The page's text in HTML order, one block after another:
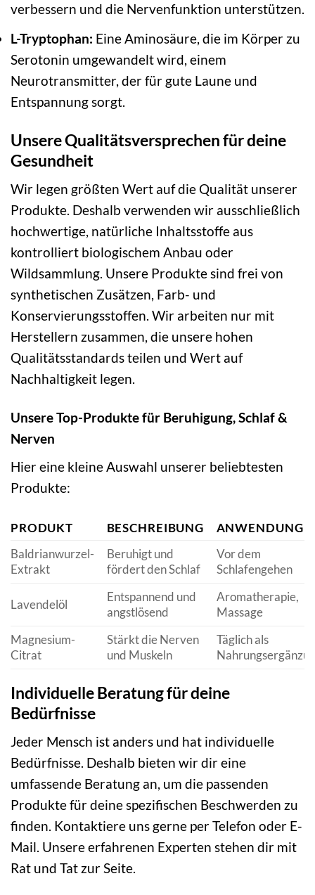
verbessern und die Nervenfunktion unterstützen.
L-Tryptophan: Eine Aminosäure, die im Körper zu
Serotonin umgewandelt wird, einem
Neurotransmitter, der für gute Laune und
Entspannung sorgt.
Unsere Qualitätsversprechen für deine
Gesundheit
Wir legen größten Wert auf die Qualität unserer
Produkte. Deshalb verwenden wir ausschließlich
hochwertige, natürliche Inhaltsstoffe aus
kontrolliert biologischem Anbau oder
Wildsammlung. Unsere Produkte sind frei von
synthetischen Zusätzen, Farb- und
Konservierungsstoffen. Wir arbeiten nur mit
Herstellern zusammen, die unsere hohen
Qualitätsstandards teilen und Wert auf
Nachhaltigkeit legen.
Unsere Top-Produkte für Beruhigung, Schlaf &
Nerven
Hier eine kleine Auswahl unserer beliebtesten
Produkte:
PRODUKT BESCHREIBUNG
ANWENDUNG
Baldrianwurzel-
Extrakt
Beruhigt und
fördert den Schlaf
Vor dem
Schlafengehen
Lavendelöl
Entspannend und
angstlösend
Aromatherapie,
Massage
Magnesium-
Citrat
Stärkt die Nerven
und Muskeln
Täglich als
Individuelle Beratung für deine
Bedürfnisse
Jeder Mensch ist anders und hat individuelle
Bedürfnisse. Deshalb bieten wir dir eine
umfassende Beratung an, um die passenden
Produkte für deine spezifischen Beschwerden zu
finden. Kontaktiere uns gerne per Telefon oder E-
Mail. Unsere erfahrenen Experten stehen dir mit
Rat und Tat zur Seite.